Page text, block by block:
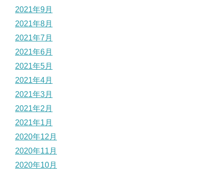
2021年9月
2021年8月
2021年7月
2021年6月
2021年5月
2021年4月
2021年3月
2021年2月
2021年1月
2020年12月
2020年11月
2020年10月